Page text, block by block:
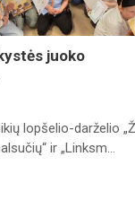
juoko
lopšelio-darželio
ir „Linksm...